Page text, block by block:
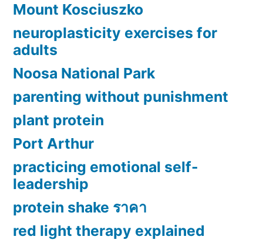
Mount Kosciuszko
neuroplasticity exercises for
adults
Noosa National Park
parenting without punishment
plant protein
Port Arthur
practicing emotional self-
leadership
protein shake ราคา
red light therapy explained